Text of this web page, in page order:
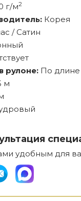
г/м2
Корея
/ Сатин
рулоне: По длине
м
удобным для